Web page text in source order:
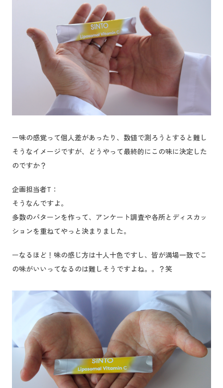
ー味の感覚って個人差があったり、数値で測ろうとすると難し
そうなイメージですが、どうやって最終的にこの味に決定した
のですか？
企画担当者T：
そうなんですよ。
多数のパターンを作って、アンケート調査や各所とディスカッ
ションを重ねてやっと決まりました。
ーなるほど！味の感じ方は十人十色ですし、皆が満場一致でこ
の味がいいってなるのは難しそうですよね。。？笑